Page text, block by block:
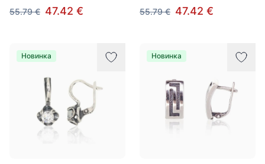
55.79 € 47.42 €
55.79 € 47.42 €
Новинка Новинка